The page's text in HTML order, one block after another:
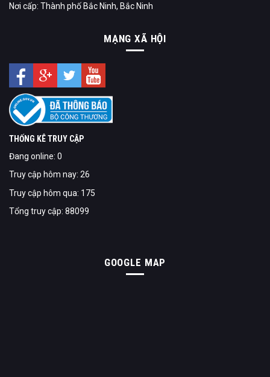
Nơi cấp: Thành phố Bắc Ninh, Bắc Ninh
MẠNG XÃ HỘI
THỐNG KÊ TRUY CẬP
Đang online: 0
Truy cập hôm nay: 26
Truy cập hôm qua: 175
Tổng truy cập: 88099
GOOGLE MAP